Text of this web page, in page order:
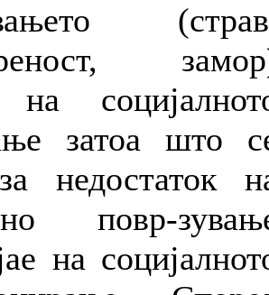
на
затоа што
недостаток
повр-
на